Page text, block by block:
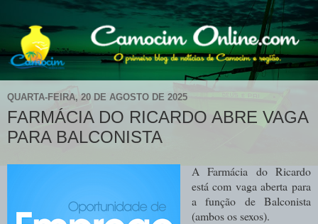
QUARTA-FEIRA, 20 DE AGOSTO DE 2025
FARMÁCIA DO RICARDO ABRE VAGA
PARA BALCONISTA
A Farmácia do Ricardo
está com vaga aberta para
a função de Balconista
(ambos os sexos).